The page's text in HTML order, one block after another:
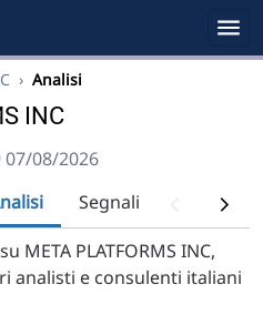
› Analisi
INC
07/08/2026
Segnali
Analisi
META PLATFORMS INC,
analisti e consulenti italiani